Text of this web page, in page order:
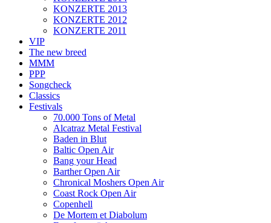
KONZERTE 2013
KONZERTE 2012
KONZERTE 2011
VIP
The new breed
MMM
PPP
Songcheck
Classics
Festivals
70.000 Tons of Metal
Alcatraz Metal Festival
Baden in Blut
Baltic Open Air
Bang your Head
Barther Open Air
Chronical Moshers Open Air
Coast Rock Open Air
Copenhell
De Mortem et Diabolum